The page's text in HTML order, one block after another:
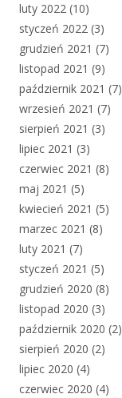
luty 2022 (10)
styczeń 2022 (3)
grudzień 2021 (7)
listopad 2021 (9)
październik 2021 (7)
wrzesień 2021 (7)
sierpień 2021 (3)
lipiec 2021 (3)
czerwiec 2021 (8)
maj 2021 (5)
kwiecień 2021 (5)
marzec 2021 (8)
luty 2021 (7)
styczeń 2021 (5)
grudzień 2020 (8)
listopad 2020 (3)
październik 2020 (2)
sierpień 2020 (2)
lipiec 2020 (4)
czerwiec 2020 (4)